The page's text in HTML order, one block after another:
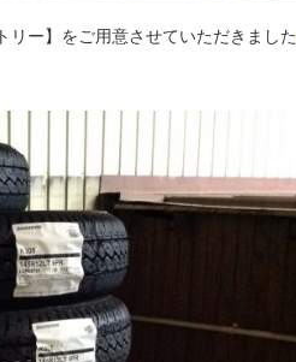
ー】をご用意させていただきました